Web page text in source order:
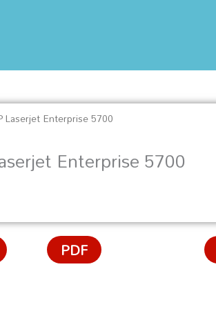
Laserjet Enterprise 5700
Enterprise 5700
PDF